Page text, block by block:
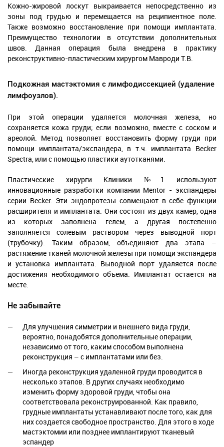
Кожно-жировой лоскут выкраивается непосредственно из
зоны под грудью и перемещается на реципиентное поле.
Также возможно восстановление при помощи имплантата.
Преимущество технологии в отсутствии дополнительных
швов. Данная операция была внедрена в практику
реконструктивно-пластическим хирургом Мавроди Т.В.
Подкожная мастэктомия с лимфодиссекцией (удаление
лимфоузлов).
При этой операции удаляется молочная железа, но
сохраняется кожа груди; если возможно, вместе с соском и
ареолой. Метод позволяет восстановить форму груди при
помощи имплантата/экспандера, в т.ч. имплантата Becker
Spectra, или с помощью пластики аутотканями.
Пластические хирурги Клиники №1 используют
инновационные разработки компании Mentor - экспандеры
серии Becker. Эти эндопротезы совмещают в себе функции
расширителя и имплантата. Они состоят из двух камер, одна
из которых заполнена гелем, а другая постепенно
заполняется солевым раствором через выводной порт
(трубочку). Таким образом, объединяют два этапа –
растяжение тканей молочной железы при помощи экспандера
и установка имплантата. Выводной порт удаляется после
достижения необходимого объема. Имплантат остается на
месте.
Не забывайте
Для улучшения симметрии и внешнего вида груди,
вероятно, понадобятся дополнительные операции,
независимо от того, каким способом выполнена
реконструкция – с имплантатами или без.
Иногда реконструкция удаленной груди проводится в
несколько этапов. В других случаях необходимо
изменить форму здоровой груди, чтобы она
соответствовала реконструированной. Как правило,
грудные имплантаты устанавливают после того, как для
них создается свободное пространство. Для этого в ходе
мастэктомии или позднее имплантируют тканевый
эспандер